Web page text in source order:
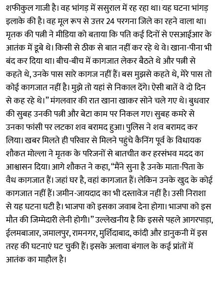
शफीकुल गाजी है। वह भांगड़ में ससुराल में रह रहा था। यह घटना भांगड़
इलाके की है। वह मूल रूप से उत्तर 24 परगना जिले का रहने वाला था।
मृतक की पत्नी ने मीडिया को बताया कि पति कई दिनों से एसआईआर के
आतंक में डूबे थे। किसी से ठीक से बात नहीं कर रहे थे वे। खाना-पीना भी
बंद कर दिया था। बीच-बीच में कागजात लेकर बैठते थे और पत्नी से
कहते थे, उनके पास सारे कागज नहीं हैं। बस मुझसे कहते थे, मेरे पास तो
कोई कागजात नहीं है। मुझे तो यहां से निकाल देंगे। ऐसी बातें वे दो दिन
से कह रहे थे।” मंगलवार की रात खाना खाकर सोने चले गए थे। बुधवार
की सुबह उनकी पत्नी और बेटा काम पर निकल गए। सुबह कमरे से
उनका फांसी पर लटका शव बरामद हुआ। पुलिस ने शव बरामद कर
लिया। खबर मिलते ही परिवार से मिलने पहुंचे कैनिंग पूर्व के विधायक
शौकत मोल्ला ने मृतक के परिजनों से बातचीत कर हरसंभव मदद का
आश्वासन दिया। आगे शौकत ने कहा, “मैंने सुना है उनके माता-पिता के
वैध कागजात हैं। जहां घर है, वहां कागजात हैं। लेकिन उनके खुद के कोई
कागजात नहीं हैं। जमीन-जायदाद का भी दस्तावेज नहीं है। उसी निराशा
से यह घटना घटी है। भाजपा को इसका जवाब देना होगा। भाजपा को इस
मौत की जिम्मेदारी लेनी होगी।” उल्लेखनीय है कि इससे पहले आगरपाड़ा,
ईलमबाजार, जमालपुर, रामनगर, मुर्शिदाबाद, कांदी और डानुकनी में इस
तरह की घटनाएं घट चुकी हैं। इसके अलावा बंगाल के कई प्रांतों में
आतंक का माहौल है।